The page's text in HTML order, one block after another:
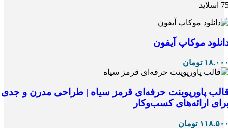
موکاپ آیفون
تومان
پاورپوینت حرفه‌ای قرمز سیاه | طراحی مدرن و جدی
ارائه‌های کسب‌وکار
تومان